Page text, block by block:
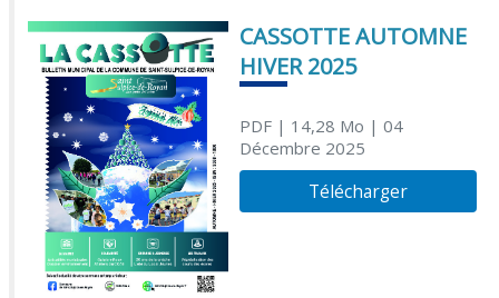
CASSOTTE AUTOMNE
HIVER 2025
PDF| 14,28 Mo | 04
Décembre 2025
Télécharger